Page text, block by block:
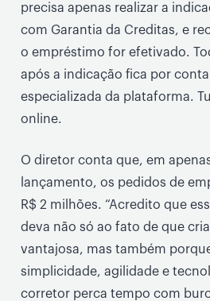
precisa apenas realizar a
com Garantia da Creditas, e
o empréstimo for efetivado.
após a indicação fica por
especializada da plataforma.
online.
O diretor conta que, em
lançamento, os pedidos de
R$ 2 milhões. “Acredito que
deva não só ao fato de que
vantajosa, mas também
simplicidade, agilidade e
corretor perca tempo com